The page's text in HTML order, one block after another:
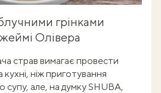
грінками
Олівера
страв вимагає провести
ніж приготування
супу, але, на думку SHUBA,